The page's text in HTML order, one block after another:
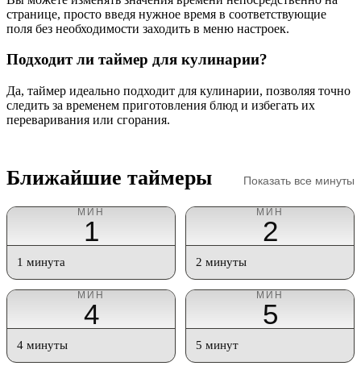
странице, просто введя нужное время в соответствующие
поля без необходимости заходить в меню настроек.
Подходит ли таймер для кулинарии?
Да, таймер идеально подходит для кулинарии, позволяя точно
следить за временем приготовления блюд и избегать их
переваривания или сгорания.
Ближайшие таймеры Показать все минуты
МИН
1
1 минута
МИН
2
2 минуты
МИН
4
4 минуты
МИН
5
5 минут